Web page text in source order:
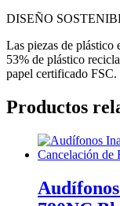
DISEÑO
Las piezas de
53% de plástico
papel certificado FSC.
Productos